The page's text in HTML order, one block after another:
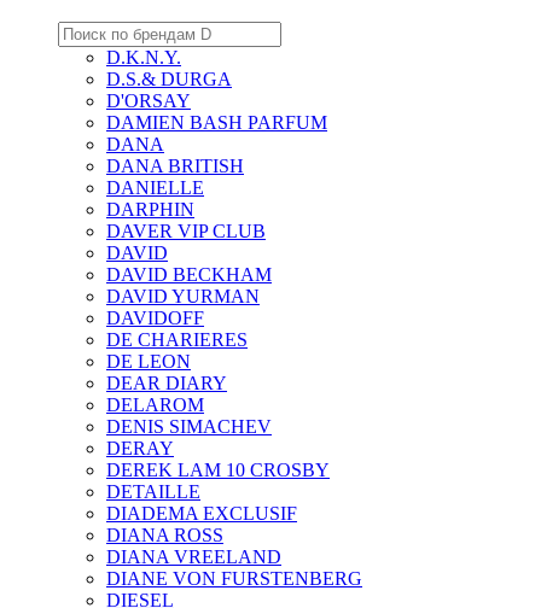
D.K.N.Y.
D.S.& DURGA
D'ORSAY
DAMIEN BASH PARFUM
DANA
DANA BRITISH
DANIELLE
DARPHIN
DAVER VIP CLUB
DAVID
DAVID BECKHAM
DAVID YURMAN
DAVIDOFF
DE CHARIERES
DE LEON
DEAR DIARY
DELAROM
DENIS SIMACHEV
DERAY
DEREK LAM 10 CROSBY
DETAILLE
DIADEMA EXCLUSIF
DIANA ROSS
DIANA VREELAND
DIANE VON FURSTENBERG
DIESEL